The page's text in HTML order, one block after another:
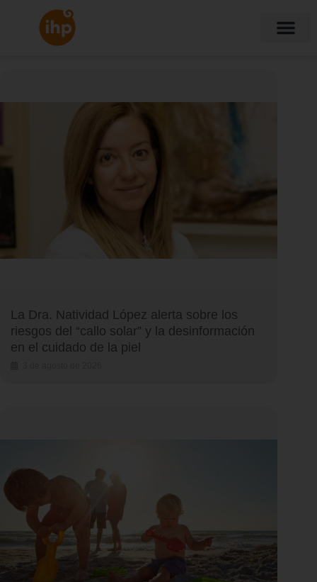
La Dra. Natividad López alerta sobre los
riesgos del “callo solar” y la desinformación
en el cuidado de la piel